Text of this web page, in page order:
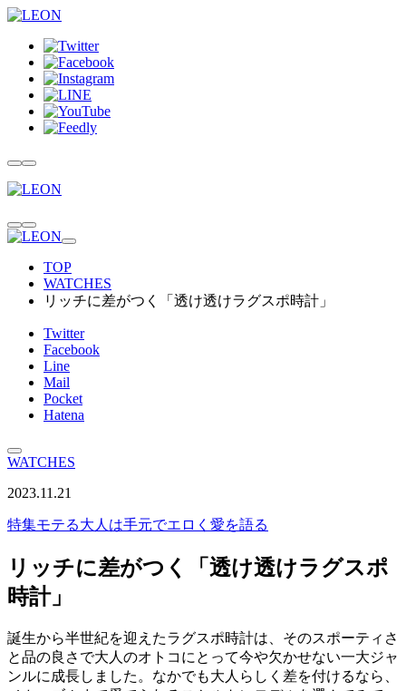
TOP
WATCHES
リッチに差がつく「透け透けラグスポ時計」
Twitter
Facebook
Line
Mail
Pocket
Hatena
WATCHES
2023.11.21
特集モテる大人は手元でエロく愛を語る
リッチに差がつく「透け透けラグスポ
時計」
誕生から半世紀を迎えたラグスポ時計は、そのスポーティさ
と品の良さで大人のオトコにとって今や欠かせない一大ジャ
ンルに成長しました。なかでも大人らしく差を付けるなら、